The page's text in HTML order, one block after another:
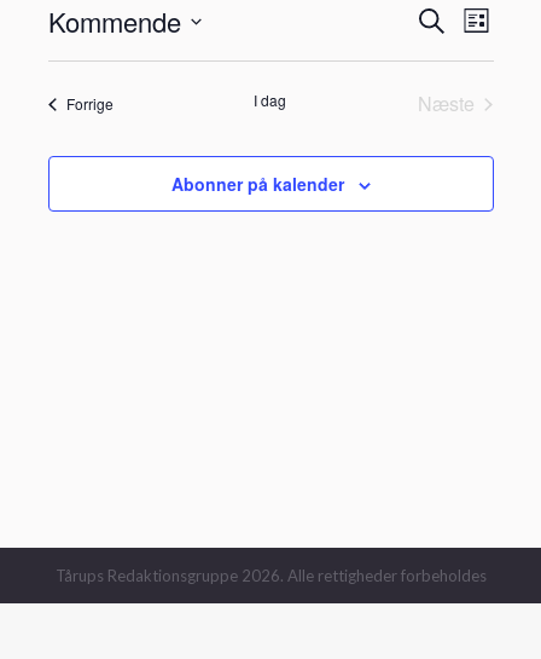
Søg
efter
begivenheder
Liste
Kommende
Vælg
dato.
ForrigeBegivenheder I dag
Næste
Abonner på kalender
Tårups Redaktionsgruppe 2026. Alle rettigheder forbeholdes